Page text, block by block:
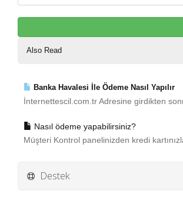
Also Read
Banka Havalesi İle Ödeme Nasıl Yapılır
İnternettescil.com.tr Adresine girdikten
Nasıl ödeme yapabilirsiniz?
Müşteri Kontrol panelinizden kredi
Destek